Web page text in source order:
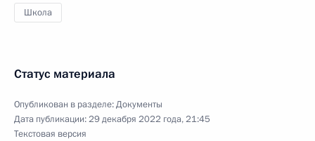
Школа
Статус материала
Опубликован в разделе:Документы
Дата публикации:29 декабря 2022 года, 21:45
Текстовая версия